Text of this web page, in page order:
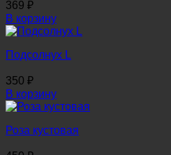
369 ₽
В корзину
Подсолнух L
350 ₽
В корзину
Роза кустовая